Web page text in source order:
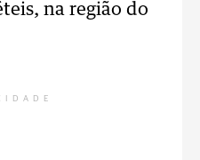
na região do